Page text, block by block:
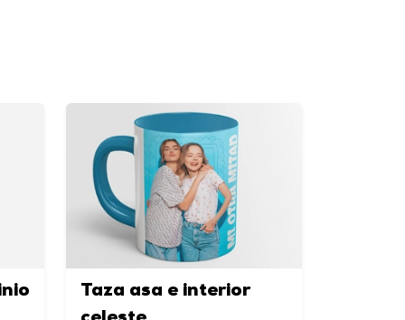
Taza asa e interior